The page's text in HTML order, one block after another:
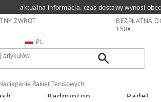
aktualna informacja: czas dostawy wynosi
ZWROT
BEZPŁATNA
150€
PL
Badminton Padel
Rakiet Tenisowych